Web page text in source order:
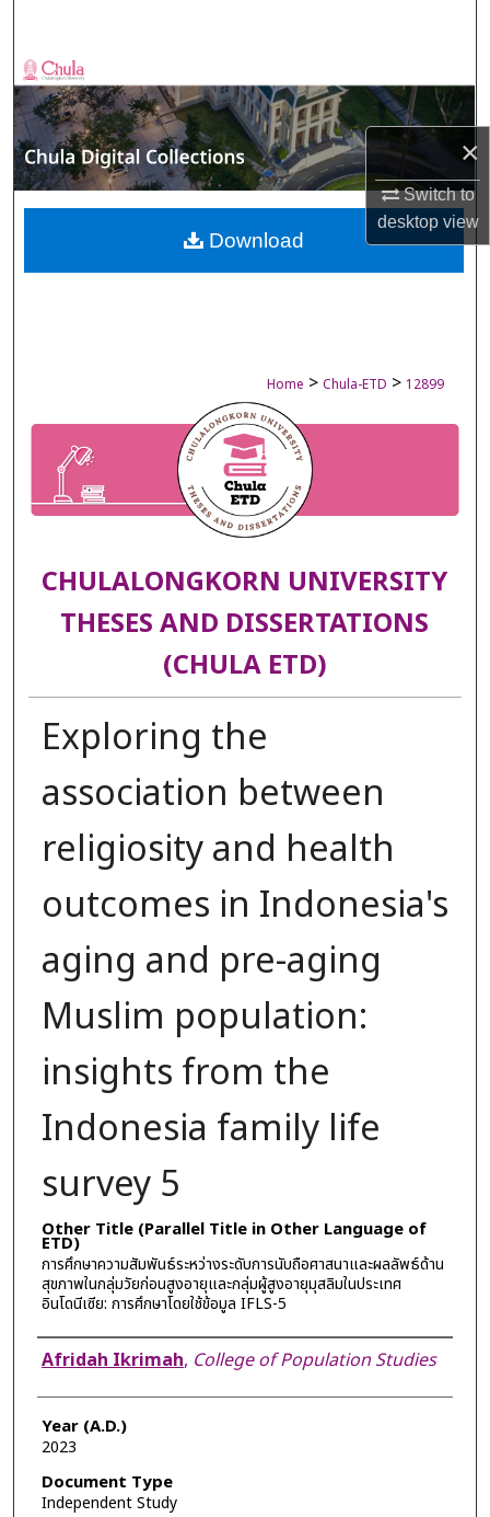
×
Switch to
desktopview
Browse Collections
My Account
About
Digital Commons Network™
Home > Chula-ETD > 12899
CHULALONGKORN UNIVERSITY
THESES AND DISSERTATIONS
(CHULA ETD)
Exploring the
association between
religiosity and health
outcomes in Indonesia's
aging and pre-aging
Muslim population:
insights from the
Indonesia family life
survey 5
Other Title (Parallel Title in Other Language of
ETD)
การศึกษาความสัมพันธ์ระหว่างระดับการนับถือศาสนาและผลลัพธ์ด้าน
สุขภาพในกลุ่มวัยก่อนสูงอายุและกลุ่มผู้สูงอายุมุสลิมในประเทศ
อินโดนีเซีย: การศึกษาโดยใช้ข้อมูล IFLS-5
Author
Afridah Ikrimah, College of Population Studies
Year (A.D.)
2023
Document Type
Independent Study
Download